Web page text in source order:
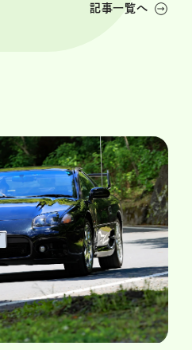
記事一覧へ